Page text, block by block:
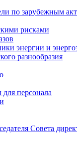
по зарубежным
рисками
энергии и
разнообразия
персонала
Совета